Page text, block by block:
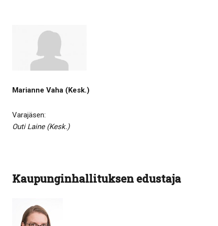
Marianne Vaha (Kesk.)
Varajäsen:
Outi Laine (Kesk.)
Kaupunginhallituksen edustaja